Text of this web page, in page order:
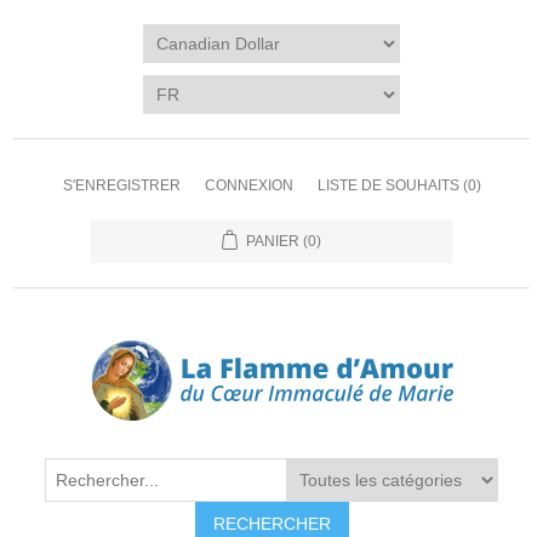
S'ENREGISTRER CONNEXION LISTE DE SOUHAITS (0)
PANIER (0)
RECHERCHER